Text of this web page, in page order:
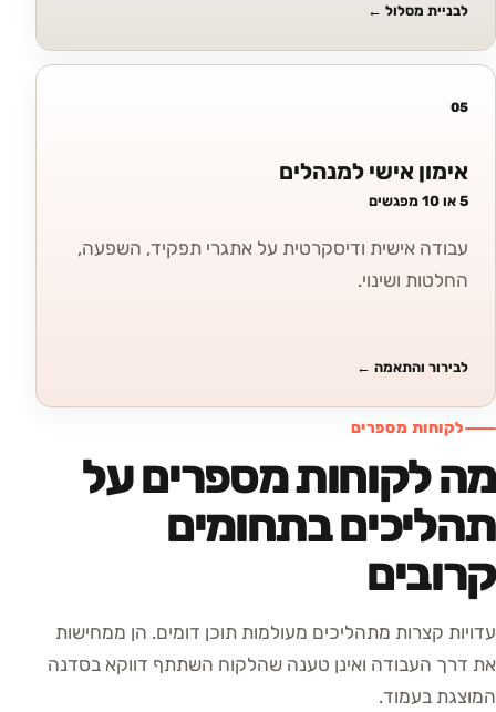
לבניית מסלול ←
05
אימון אישי למנהלים
5 או 10 מפגשים
עבודה אישית ודיסקרטית על אתגרי תפקיד, השפעה,
החלטות ושינוי.
לבירור והתאמה ←
לקוחות מספרים
מה לקוחות מספרים על
תהליכים בתחומים
קרובים
עדויות קצרות מתהליכים מעולמות תוכן דומים. הן ממחישות
את דרך העבודה ואינן טענה שהלקוח השתתף דווקא בסדנה
המוצגת בעמוד.